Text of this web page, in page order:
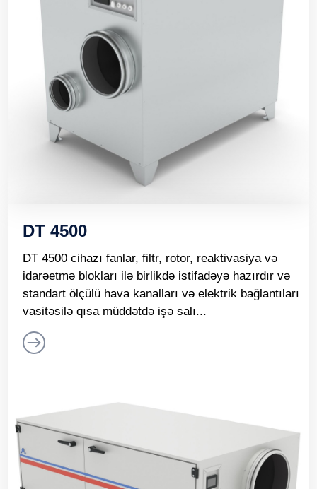
DT 4500
DT 4500 cihazı fanlar, filtr, rotor, reaktivasiya və
idarəetmə blokları ilə birlikdə istifadəyə hazırdır və
standart ölçülü hava kanalları və elektrik bağlantıları
vasitəsilə qısa müddətdə işə salı...